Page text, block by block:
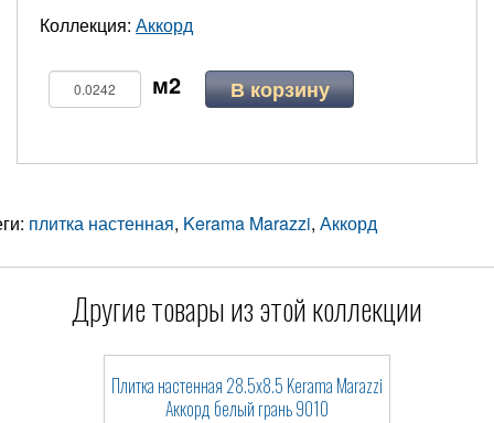
Коллекция: Аккорд
В корзину
плитка настенная, Kerama Marazzi, Аккорд
Другие товары из этой коллекции
Плитка настенная 28.5x8.5 Kerama Marazzi
Аккорд белый грань 9010